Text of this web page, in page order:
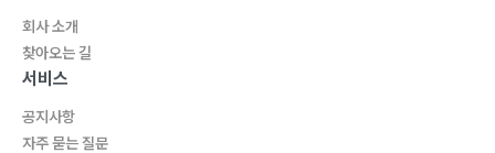
회사 소개
찾아오는 길
서비스
공지사항
자주 묻는 질문